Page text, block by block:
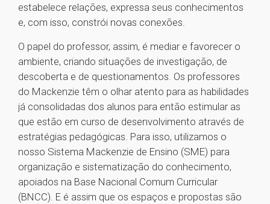
estabelece relações, expressa seus conhecimentos
e, com isso, constrói novas conexões.
O papel do professor, assim, é mediar e favorecer o
ambiente, criando situações de investigação, de
descoberta e de questionamentos. Os professores
do Mackenzie têm o olhar atento para as habilidades
já consolidadas dos alunos para então estimular as
que estão em curso de desenvolvimento através de
estratégias pedagógicas. Para isso, utilizamos o
nosso Sistema Mackenzie de Ensino (SME) para
organização e sistematização do conhecimento,
apoiados na Base Nacional Comum Curricular
(BNCC). E é assim que os espaços e propostas são